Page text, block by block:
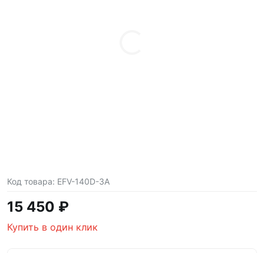
Код товара: EFV-140D-3A
15 450 ₽
Купить в один клик